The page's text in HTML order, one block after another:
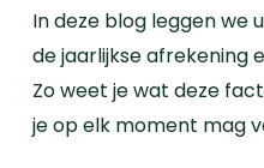
In deze blog leggen we
de jaarlijkse afrekening
Zo weet je wat deze
je op elk moment mag